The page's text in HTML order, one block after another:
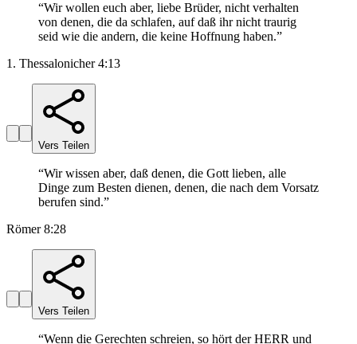
“Wir wollen euch aber, liebe Brüder, nicht verhalten
von denen, die da schlafen, auf daß ihr nicht traurig
seid wie die andern, die keine Hoffnung haben.”
1. Thessalonicher 4:13
Vers Teilen
“Wir wissen aber, daß denen, die Gott lieben, alle
Dinge zum Besten dienen, denen, die nach dem Vorsatz
berufen sind.”
Römer 8:28
Vers Teilen
“Wenn die Gerechten schreien, so hört der HERR und